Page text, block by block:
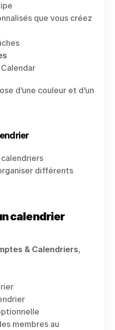
que vous créez
d’une couleur et d’un
différents
calendrier
& Calendriers,
membres au